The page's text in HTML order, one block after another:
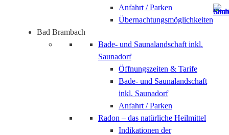
Anfahrt / Parken
Übernachtungsmöglichkeiten
Bad Brambach
Bade- und Saunalandschaft inkl.
Saunadorf
Öffnungszeiten & Tarife
Bade- und Saunalandschaft
inkl. Saunadorf
Anfahrt / Parken
Radon – das natürliche Heilmittel
Indikationen der